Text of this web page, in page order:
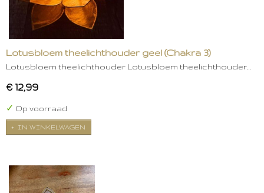
Lotusbloem theelichthouder geel (Chakra 3)
Lotusbloem theelichthouder Lotusbloem theelichthouder…
€ 12,99
✓ Op voorraad
IN WINKELWAGEN